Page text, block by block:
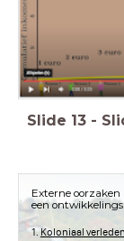
Slide 13 -
Externe
een
1.Koloniaal verleden